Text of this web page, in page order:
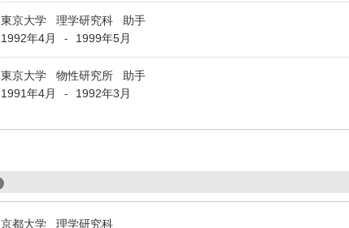
東京大学 理学研究科 助手
1992年4月
- 1999年5月
東京大学 物性研究所 助手
1991年4月
- 1992年3月
京都大学 理学研究科